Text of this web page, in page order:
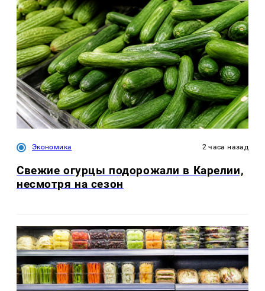
Экономика 2 часа назад
Свежие огурцы подорожали в Карелии,
несмотря на сезон